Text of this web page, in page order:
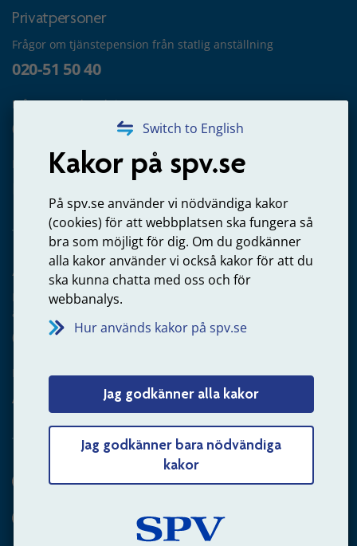
Switch to English
Kakor på spv.se
På spv.se använder vi nödvändiga kakor
(cookies) för att webbplatsen ska fungera så
bra som möjligt för dig. Om du godkänner
alla kakor använder vi också kakor för att du
ska kunna chatta med oss och för
webbanalys.
Hur används kakor på spv.se
Jag godkänner alla kakor
Jag godkänner bara nödvändiga
kakor
Privatpersoner
Frågor om tjänstepension från statlig anställning
020-51 50 40
Frågor om utbetalning
020-65 00 65
Kontakta oss
Arbetsgivare
Frågor om administration av tjänstepension från statlig
anställning
060-18 75 03
Kontakta oss
Arbetsgivare – skicka mejl till oss
Hitta svaret på din fråga
Andra sätt att kontakta oss